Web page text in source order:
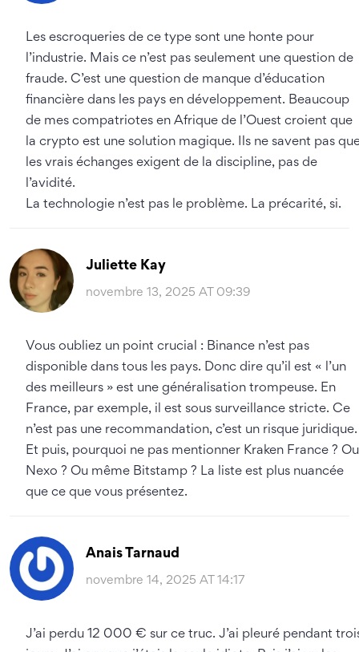
Les escroqueries de ce type sont une honte pour
l’industrie. Mais ce n’est pas seulement une question de
fraude. C’est une question de manque d’éducation
financière dans les pays en développement. Beaucoup
de mes compatriotes en Afrique de l’Ouest croient que
la crypto est une solution magique. Ils ne savent pas
les vrais échanges exigent de la discipline, pas de
l’avidité.
La technologie n’est pas le problème. La précarité, si.
Juliette Kay
novembre 13, 2025 AT 09:39
Vous oubliez un point crucial : Binance n’est pas
disponible dans tous les pays. Donc dire qu’il est « l’un
des meilleurs » est une généralisation trompeuse. En
France, par exemple, il est sous surveillance stricte. Ce
n’est pas une recommandation, c’est un risque juridique.
Et puis, pourquoi ne pas mentionner Kraken France ? Ou
Nexo ? Ou même Bitstamp ? La liste est plus nuancée
que ce que vous présentez.
Anais Tarnaud
novembre 14, 2025 AT 14:17
J’ai perdu 12 000 € sur ce truc. J’ai pleuré pendant